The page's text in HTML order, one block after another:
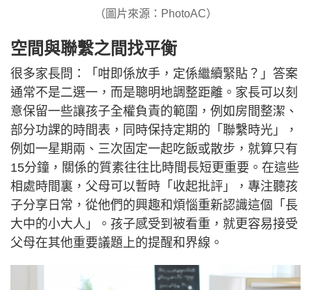
（圖片來源：PhotoAC）
空間與聯繫之間找平衡
很多家長問：「咁即係放手，定係繼續緊貼？」答案
通常不是二選一，而是聰明地調整距離。家長可以刻
意保留一些讓孩子全權負責的範圍，例如房間整潔、
部分功課的時間表，同時保持定期的「聯繫時光」，
例如一星期兩、三次固定一起吃飯或散步，就算只有
15分鐘，關係的質素往往比時間長短更重要。在這些
相處時間裏，父母可以暫時「收起批評」，專注聽孩
子分享日常，從他們的興趣和煩惱重新認識這個「長
大中的小大人」。孩子感受到被看重，就更容易接受
父母在其他重要議題上的提醒和界線。